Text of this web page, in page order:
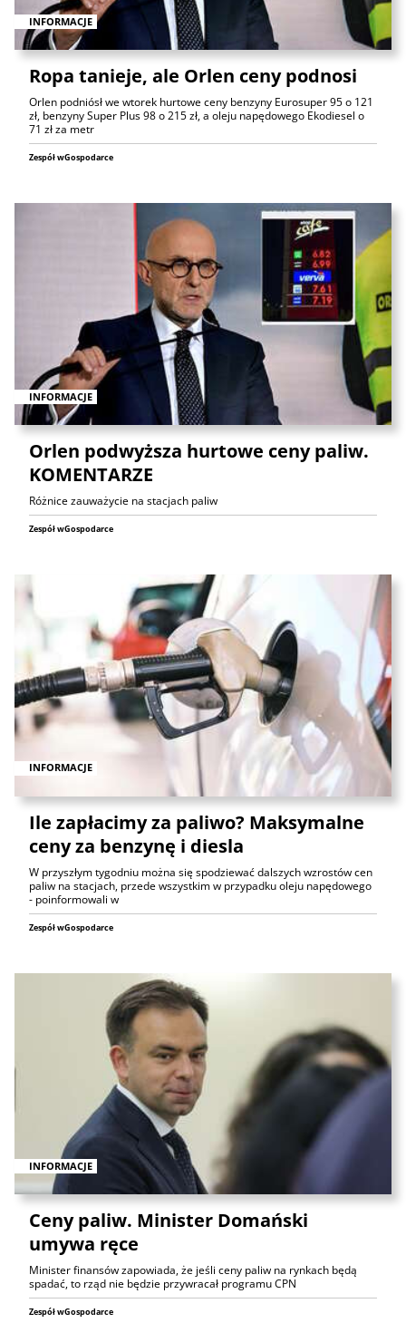
INFORMACJE
Ropa tanieje, ale Orlen ceny podnosi
Orlen podniósł we wtorek hurtowe ceny benzyny Eurosuper 95 o 121
zł, benzyny Super Plus 98 o 215 zł, a oleju napędowego Ekodiesel o
71 zł za metr
Zespół wGospodarce
INFORMACJE
Orlen podwyższa hurtowe ceny paliw.
KOMENTARZE
Różnice zauważycie na stacjach paliw
Zespół wGospodarce
INFORMACJE
Ile zapłacimy za paliwo? Maksymalne
ceny za benzynę i diesla
W przyszłym tygodniu można się spodziewać dalszych wzrostów cen
paliw na stacjach, przede wszystkim w przypadku oleju napędowego
- poinformowali w
Zespół wGospodarce
INFORMACJE
Ceny paliw. Minister Domański
umywa ręce
Minister finansów zapowiada, że jeśli ceny paliw na rynkach będą
spadać, to rząd nie będzie przywracał programu CPN
Zespół wGospodarce